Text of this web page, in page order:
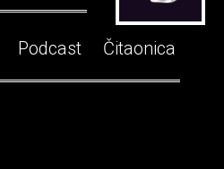
Podcast Čitaonica